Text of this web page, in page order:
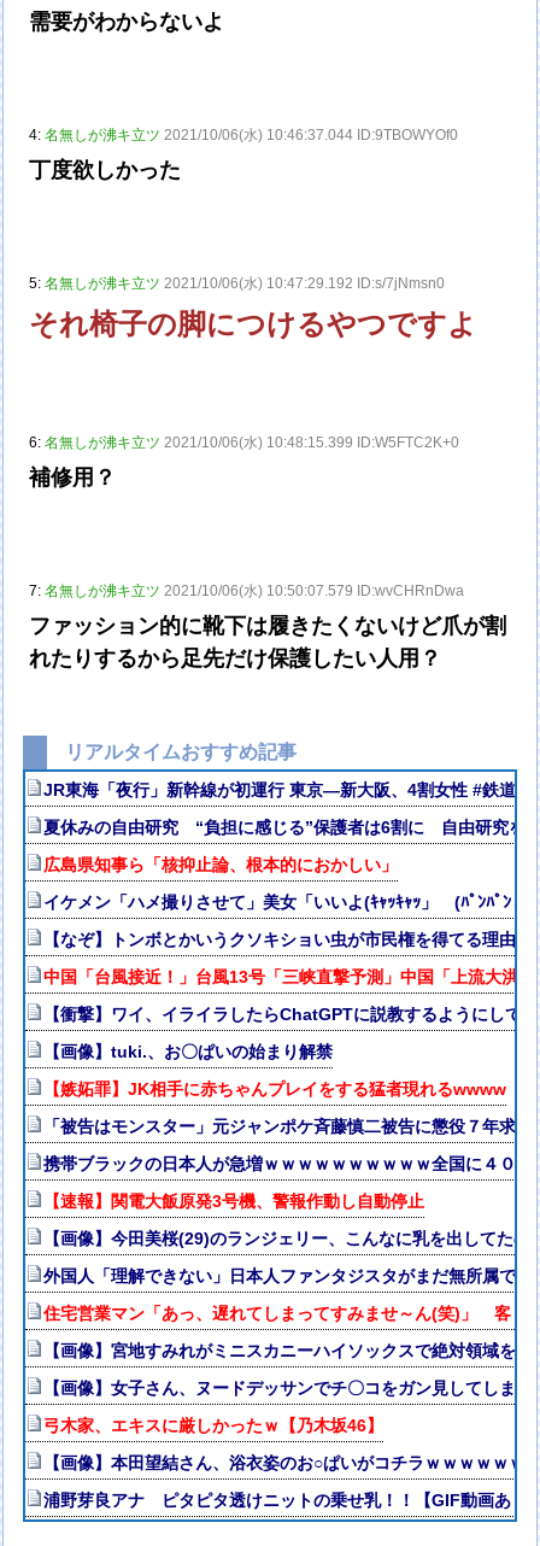
需要がわからないよ
4:名無しが沸キ立ツ 2021/10/06(水) 10:46:37.044 ID:9TBOWYOf0
丁度欲しかった
5:名無しが沸キ立ツ 2021/10/06(水) 10:47:29.192 ID:s/7jNmsn0
それ椅子の脚につけるやつですよ
6:名無しが沸キ立ツ 2021/10/06(水) 10:48:15.399 ID:W5FTC2K+0
補修用？
7:名無しが沸キ立ツ 2021/10/06(水) 10:50:07.579 ID:wvCHRnDwa
ファッション的に靴下は履きたくないけど爪が割
れたりするから足先だけ保護したい人用？
リアルタイムおすすめ記事
JR東海「夜行」新幹線が初運行 東京―新大阪、4割女性 #鉄道 |
夏休みの自由研究 “負担に感じる”保護者は6割に 自由研究を
広島県知事ら「核抑止論、根本的におかしい」
イケメン「ハメ撮りさせて」美女「いいよ(ｷｬｯｷｬｯ」 (ﾊﾟﾝﾊﾟﾝ
【なぞ】トンボとかいうクソキショい虫が市民権を得てる理由w
中国「台風接近！」台風13号「三峡直撃予測」中国「上流大洪
【衝撃】ワイ、イライラしたらChatGPTに説教するようにして
【画像】tuki.、お〇ぱいの始まり解禁
【嫉妬罪】JK相手に赤ちゃんプレイをする猛者現れるwwww
「被告はモンスター」元ジャンポケ斉藤慎二被告に懲役７年求
携帯ブラックの日本人が急増ｗｗｗｗｗｗｗｗｗｗ全国に４００
【速報】関電大飯原発3号機、警報作動し自動停止
【画像】今田美桜(29)のランジェリー、こんなに乳を出してたの
外国人「理解できない」日本人ファンタジスタがまだ無所属で
住宅営業マン「あっ、遅れてしまってすみませ～ん(笑)」 客
【画像】宮地すみれがミニスカニーハイソックスで絶対領域を
【画像】女子さん、ヌードデッサンでチ〇コをガン見してしま
弓木家、エキスに厳しかったｗ【乃木坂46】
【画像】本田望結さん、浴衣姿のお○ぱいがコチラｗｗｗｗｗｗ
浦野芽良アナ ピタピタ透けニットの乗せ乳！！【GIF動画あり